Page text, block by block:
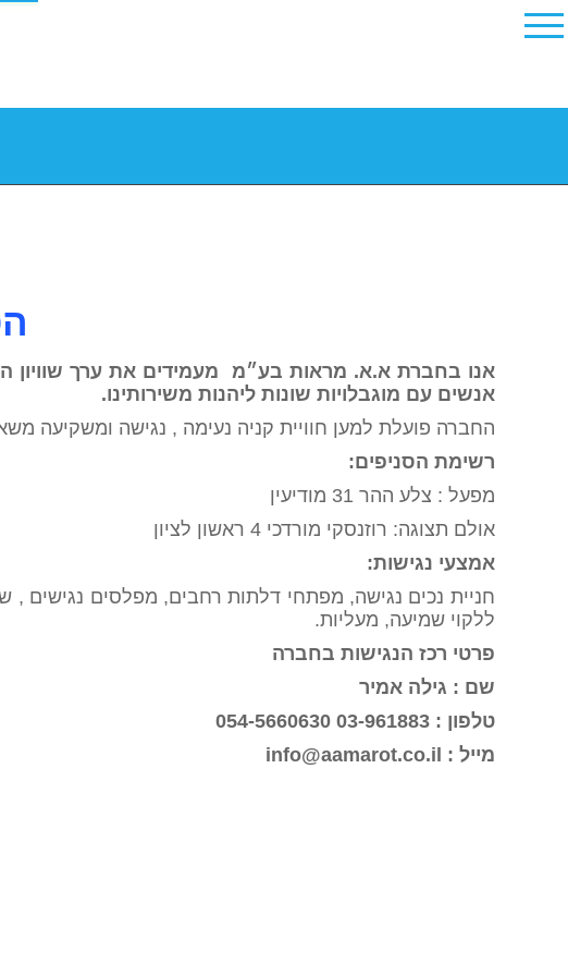
אנו בחברת א.א. מראות בע״מ מעמידים את ערך שוויון
אנשים עם מוגבלויות שונות ליהנות משירותינו.
החברה פועלת למען חוויית קניה נעימה , נגישה ומשקיעה
רשימת הסניפים:
מפעל : צלע ההר 31 מודיעין
אולם תצוגה: רוזנסקי מורדכי 4 ראשון לציון
אמצעי נגישות:
חניית נכים נגישה, מפתחי דלתות רחבים, מפלסים נגישים ,
ללקוי שמיעה, מעליות.
פרטי רכז הנגישות בחברה
שם : גילה אמיר
טלפון : 03-961883 054-5660630
מייל : info@aamarot.co.il